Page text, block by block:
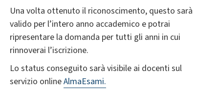
Una volta ottenuto il riconoscimento, questo sarà
valido per l’intero anno accademico e potrai
ripresentare la domanda per tutti gli anni in cui
rinnoverai l’iscrizione.
Lo status conseguito sarà visibile ai docenti sul
servizio onlineAlmaEsami.